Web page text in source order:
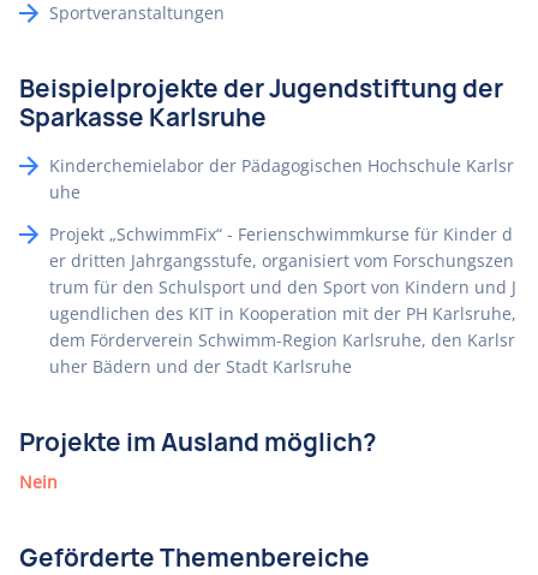
Sportveranstaltungen
Beispielprojekte der Jugendstiftung der
Sparkasse Karlsruhe
Kinderchemielabor der Pädagogischen Hochschule Karlsr
uhe
Projekt „SchwimmFix“ - Ferienschwimmkurse für Kinder d
er dritten Jahrgangsstufe, organisiert vom Forschungszen
trum für den Schulsport und den Sport von Kindern und J
ugendlichen des KIT in Kooperation mit der PH Karlsruhe,
dem Förderverein Schwimm-Region Karlsruhe, den Karlsr
uher Bädern und der Stadt Karlsruhe
Projekte im Ausland möglich?
Nein
Geförderte Themenbereiche